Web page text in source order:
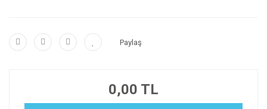
Paylaş
0,00 TL